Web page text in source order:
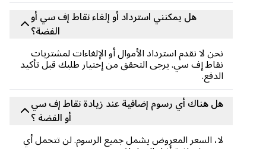
هل يمكنني استرداد أو إلغاء نقاط إف سي أو
الفضة؟
نحن لا نقدم استرداد الأموال أو الإلغاءات لمشتريات
نقاط إف سي. يرجى التحقق من إختيار طلبك قبل تأكيد
هل هناك أي رسوم إضافية عند زيادة نقاط إف سي
أو الفضة ؟
لا، السعر المعروض يشمل جميع الرسوم. لن تتحمل أي